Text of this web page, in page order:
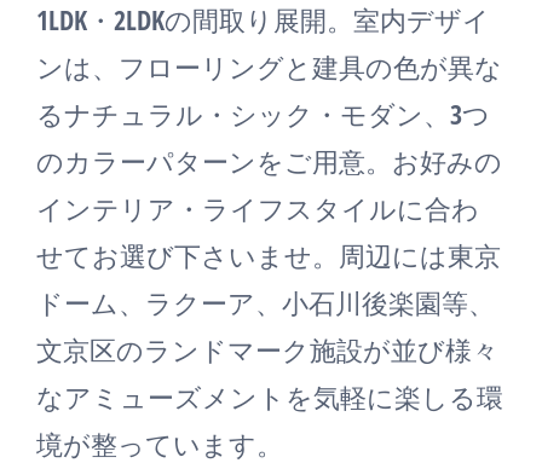
1LDK・2LDKの間取り展開。室内デザイ
ンは、フローリングと建具の色が異な
るナチュラル・シック・モダン、3つ
のカラーパターンをご用意。お好みの
インテリア・ライフスタイルに合わ
せてお選び下さいませ。周辺には東京
ドーム、ラクーア、小石川後楽園等、
文京区のランドマーク施設が並び様々
なアミューズメントを気軽に楽しる環
境が整っています。